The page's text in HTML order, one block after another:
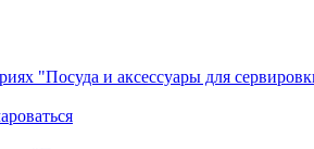
"Посуда и аксессуары для